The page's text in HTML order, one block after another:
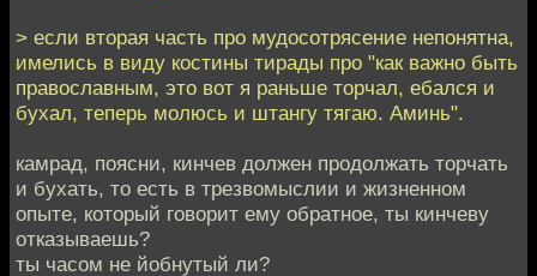
> если вторая часть про мудосотрясение непонятна,
имелись в виду костины тирады про "как важно быть
православным, это вот я раньше торчал, ебался и
бухал, теперь молюсь и штангу тягаю. Аминь".
камрад, поясни, кинчев должен продолжать торчать
и бухать, то есть в трезвомыслии и жизненном
опыте, который говорит ему обратное, ты кинчеву
отказываешь?
ты часом не йобнутый ли?